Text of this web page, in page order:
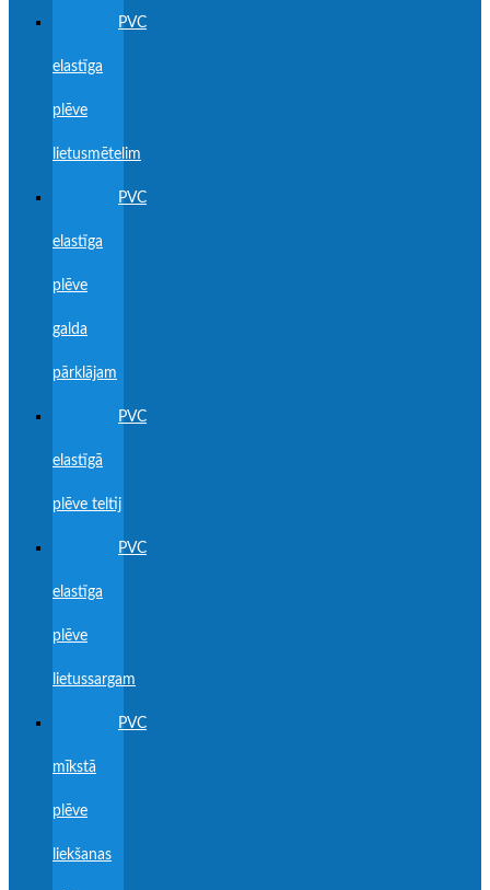
PVC
elastīga
plēve
lietusmētelim
PVC
elastīga
plēve
galda
pārklājam
PVC
elastīgā
plēve teltij
PVC
elastīga
plēve
lietussargam
PVC
mīkstā
plēve
liekšanas